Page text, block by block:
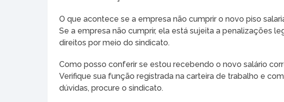
O que acontece se a empresa não cumprir o novo piso
Se a empresa não cumprir, ela está sujeita a penalizações
direitos por meio do sindicato.
Como posso conferir se estou recebendo o novo salário
Verifique sua função registrada na carteira de trabalho e
dúvidas, procure o sindicato.